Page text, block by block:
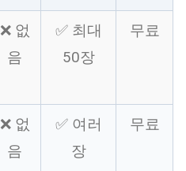
❌ 없
음
✅ 최대
50장
무료
❌ 없
음
✅ 여러
장
무료